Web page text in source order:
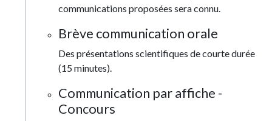
communications proposées sera connu.
Brève communication orale
Des présentations scientifiques de courte durée
(15 minutes).
Communication par affiche -
Concours